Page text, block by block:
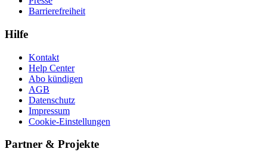
Barrierefreiheit
Hilfe
Kontakt
Help Center
Abo kündigen
AGB
Datenschutz
Impressum
Cookie-Einstellungen
Partner & Projekte